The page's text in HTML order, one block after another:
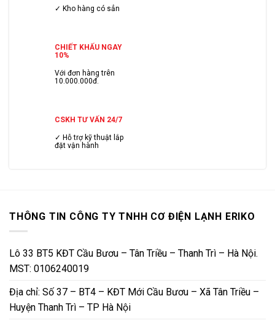
✓ Kho hàng có sẳn
CHIẾT KHẤU NGAY
10%
Với đơn hàng trên
10.000.000đ.
CSKH TƯ VẤN 24/7
✓ Hỗ trợ kỹ thuật lắp
đặt vận hành
THÔNG TIN CÔNG TY TNHH CƠ ĐIỆN LẠNH ERIKO
Lô 33 BT5 KĐT Cầu Bươu – Tân Triều – Thanh Trì – Hà Nội.
MST: 0106240019
Địa chỉ: Số 37 – BT4 – KĐT Mới Cầu Bươu – Xã Tân Triều –
Huyện Thanh Trì – TP Hà Nội